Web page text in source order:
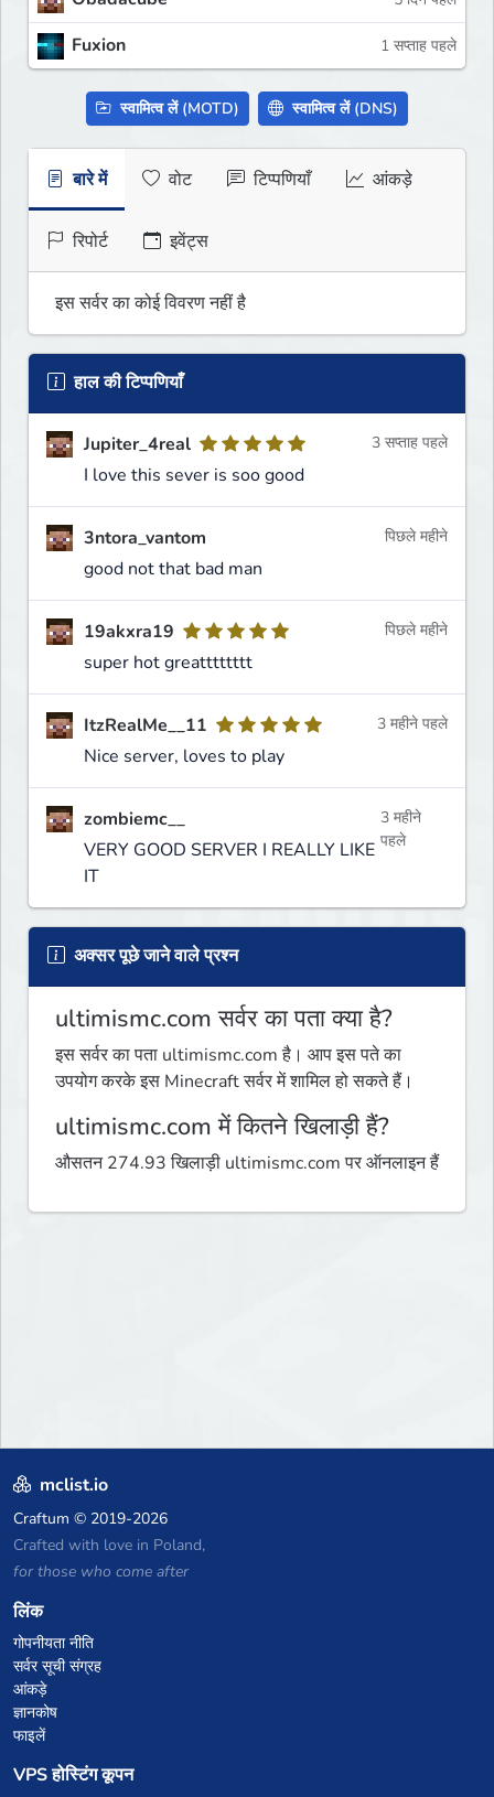
Fuxion 1 सप्ताह पहले
स्वामित्व लें (MOTD) स्वामित्व लें (DNS)
बारे में वोट टिप्पणियाँ आंकड़े
रिपोर्ट इवेंट्स
इस सर्वर का कोई विवरण नहीं है
हाल की टिप्पणियाँ
Jupiter_4real
I love this sever is soo good
3 सप्ताह पहले
3ntora_vantom
good not that bad man
पिछले महीने
19akxra19
super hot greatttttttt
पिछले महीने
ItzRealMe__11
Nice server, loves to play
3 महीने पहले
zombiemc__
VERY GOOD SERVER I REALLY LIKE
IT
3 महीने
पहले
अक्सर पूछे जाने वाले प्रश्न
ultimismc.com सर्वर का पता क्या है?
इस सर्वर का पता ultimismc.com है। आप इस पते का
उपयोग करके इस Minecraft सर्वर में शामिल हो सकते हैं।
ultimismc.com में कितने खिलाड़ी हैं?
औसतन 274.93 खिलाड़ी ultimismc.com पर ऑनलाइन हैं
mclist.io
Craftum © 2019-2026
Crafted with love in Poland,
for those who come after
लिंक
गोपनीयता नीति
सर्वर सूची संग्रह
आंकड़े
ज्ञानकोष
फाइलें
VPS होस्टिंग कूपन